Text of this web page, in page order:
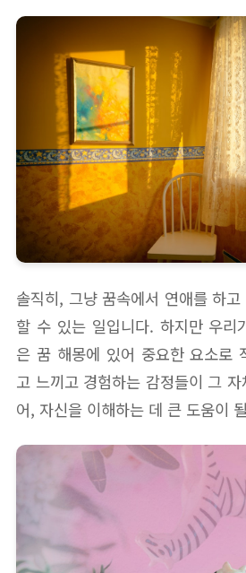
솔직히, 그냥 꿈속에서 연애를 하
할 수 있는 일입니다. 하지만 우리
은 꿈 해몽에 있어 중요한 요소로
고 느끼고 경험하는 감정들이 그
어, 자신을 이해하는 데 큰 도움이